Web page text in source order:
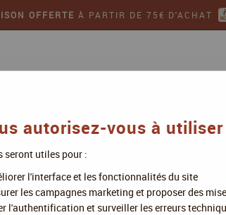
OFFERTE À PARTIR DE 75€ D'ACHAT
>
autorisez-vous à
seront utiles pour :
l'interface et les fonctionnalités du site
les campagnes marketing et proposer des
l'authentification et surveiller les erreurs